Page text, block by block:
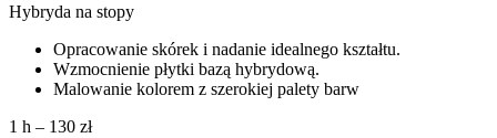
Hybryda na stopy
Opracowanie skórek i nadanie idealnego kształtu.
Wzmocnienie płytki bazą hybrydową.
Malowanie kolorem z szerokiej palety barw
1 h – 130 zł